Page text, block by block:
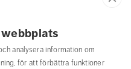
analysera information om
för att förbättra funktioner